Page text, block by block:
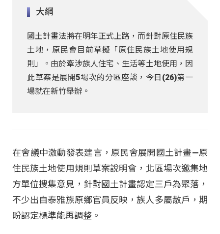
大綱
國土計畫法將在明年正式上路，而針對原住民族
土地，原民會目前草擬「原住民族土地使用規
則」。由於牽涉族人住宅、生活等土地使用，因
此草案是展開5場次的分區座談，今日(26)第一
場就在新竹舉辦。
在會議中激動發表建言，原民會展開國土計畫—原
住民族土地使用規則草案說明會，北區場次邀集地
方單位搜集意見，針對國土計畫認定三戶為聚落，
不少出自泰雅族原鄉官員反映，族人多屬散戶，期
盼認定標準能再調整。